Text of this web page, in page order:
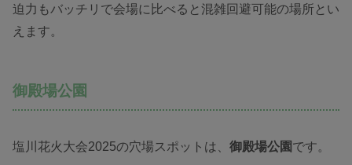
迫力もバッチリで会場に比べると混雑回避可能の場所とい
えます。
御殿場公園
塩川花火大会2025の穴場スポットは、 御殿場公園です。